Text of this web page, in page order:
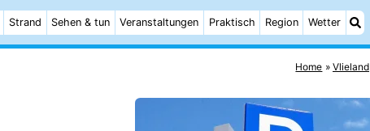
Strand Sehen & tun Veranstaltungen Praktisch Region Wetter
Home Vlieland